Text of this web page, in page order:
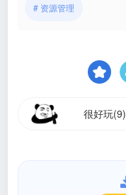
# 资源管理
很好玩(9)